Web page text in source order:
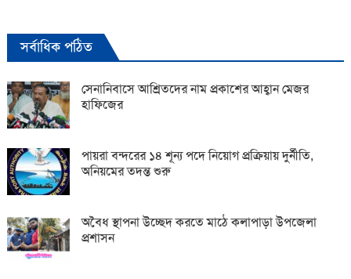
সর্বাধিক পঠিত
সেনানিবাসে আশ্রিতদের নাম প্রকাশের আহ্বান মেজর
হাফিজের
পায়রা বন্দরের ১৪ শূন্য পদে নিয়োগ প্রক্রিয়ায় দুর্নীতি,
অনিয়মের তদন্ত শুরু
অবৈধ স্থাপনা উচ্ছেদ করতে মাঠে কলাপাড়া উপজেলা
প্রশাসন